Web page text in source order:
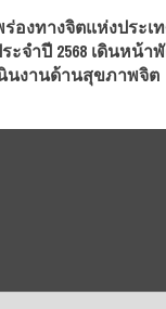
องทางจิตแห่งประเ
ะจำปี 2568 เดินหน้
นงานด้านสุขภาพจิต